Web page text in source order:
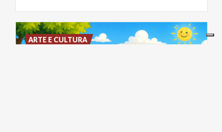
ARTE E CULTURA